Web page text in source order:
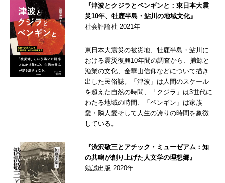
『津波とクジラとペンギンと：東日本大震
災10年、牡鹿半島・鮎川の地域文化』
社会評論社 2021年
東日本大震災の被災地、牡鹿半島・鮎川に
おける震災復興10年間の調査から、捕鯨と
漁業の文化、金華山信仰などについて描き
出した民俗誌。「津波」は人間のスケール
を超えた自然の時間、「クジラ」は3世代に
わたる地域の時間、「ペンギン」は家族
愛・隣人愛そして人生の誇りの時間を象徴
している。
『渋沢敬三とアチック・ミューゼアム：知
の共鳴が創り上げた人文学の理想郷』
勉誠出版 2020年